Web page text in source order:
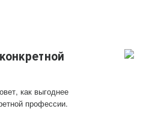
как выгоднее
профессии.